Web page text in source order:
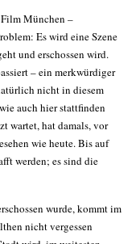
München –
Es wird eine Szene
und erschossen wird.
– ein merkwürdiger
nicht in diesem
auch hier stattfinden
wartet, hat damals, vor
wie heute. Bis auf
werden; es sind die
wurde, kommt im
nicht vergessen